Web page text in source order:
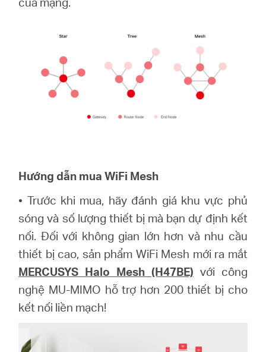
Hướng dẫn mua WiFi Mesh
• Trước khi mua, hãy đánh giá khu vực phủ
sóng và số lượng thiết bị mà bạn dự định kết
nối. Đối với không gian lớn hơn và nhu cầu
thiết bị cao, sản phẩm WiFi Mesh mới ra mắt
MERCUSYS Halo Mesh (H47BE) với công
nghệ MU-MIMO hỗ trợ hơn 200 thiết bị cho
kết nối liền mạch!